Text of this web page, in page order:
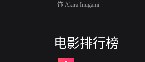
饰 Akira Inugami
电影排行榜